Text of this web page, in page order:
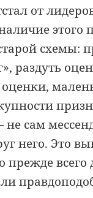
от
этого
схемы:
раздуть
не сам
него. Это
всего